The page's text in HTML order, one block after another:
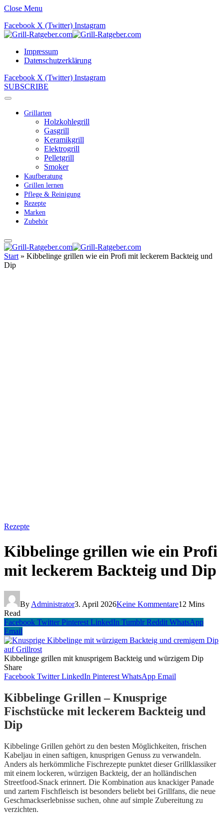
Close Menu
Facebook X (Twitter) Instagram
Impressum
Datenschutzerklärung
Facebook X (Twitter) Instagram
SUBSCRIBE
Grillarten
Holzkohlegrill
Gasgrill
Keramikgrill
Elektrogrill
Pelletgrill
Smoker
Kaufberatung
Grillen lernen
Pflege & Reinigung
Rezepte
Marken
Zubehör
Start » Kibbelinge grillen wie ein Profi mit leckerem Backteig und
Dip
Rezepte
Kibbelinge grillen wie ein Profi
mit leckerem Backteig und Dip
By Administrator3. April 2026Keine Kommentare12 Mins
Read
Facebook Twitter Pinterest LinkedIn Tumblr Reddit WhatsApp
Email
Kibbelinge grillen mit knusprigem Backteig und würzigem Dip
Share
Facebook Twitter LinkedIn Pinterest WhatsApp Email
Kibbelinge Grillen – Knusprige
Fischstücke mit leckerem Backteig und
Dip
Kibbelinge Grillen gehört zu den besten Möglichkeiten, frischen
Kabeljau in einen saftigen, knusprigen Genuss zu verwandeln.
Anders als herkömmliche Fischrezepte punktet dieser Grillklassiker
mit einem lockeren, würzigen Backteig, der an holländischen
Streetfood-Snack erinnert. Die Kombination aus knackiger Panade
und zartem Fischfleisch ist besonders beliebt bei Grillfans, die neue
Geschmackserlebnisse suchen, ohne auf simple Zubereitung zu
verzichten.